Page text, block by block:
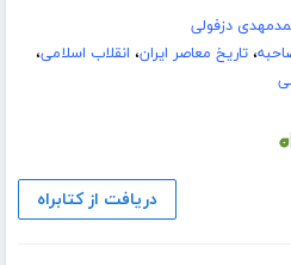
دزفولی
،تاریخ معاصر ایران، انقلاب اسلامی،
دریافت از کتابراه